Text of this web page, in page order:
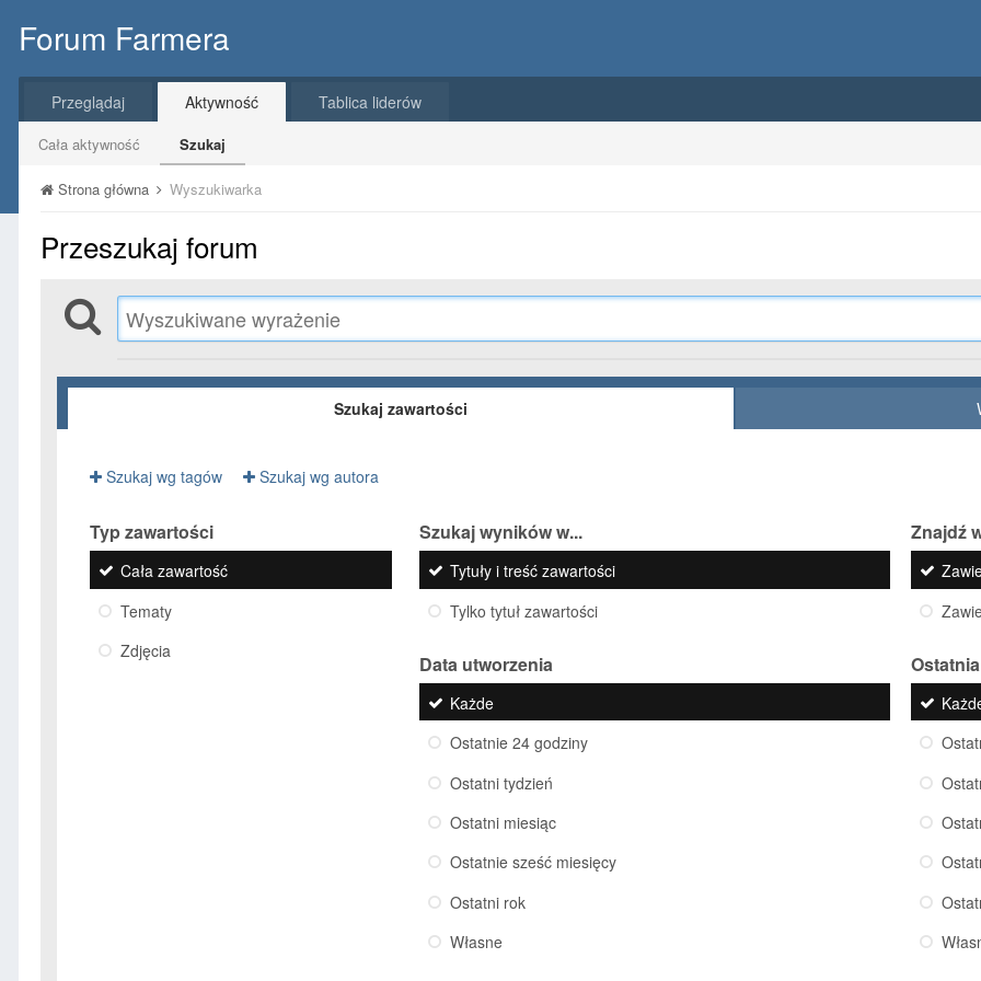
Forum Farmera
Przeglądaj Aktywność
Cała aktywność Szukaj
Tablica liderów
Strona główna Wyszukiwarka
Przeszukaj forum
Szukaj zawartości
Szukaj wg tagów Szukaj wg autora
Typ zawartości
Cała zawartość
Tematy
Zdjęcia
Szukaj wyników w...
Tytuły i treść zawartości
Tylko tytuł zawartości
Znajdź
Data utworzenia
Każde
Ostatnie 24 godziny
Ostatni tydzień
Ostatni miesiąc
Ostatnie sześć miesięcy
Ostatni rok
Własne